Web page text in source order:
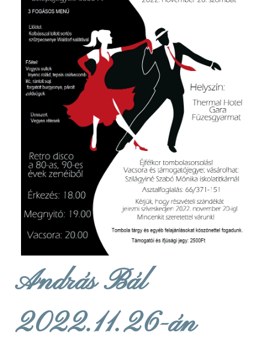
András Bál
2022.11.26-án